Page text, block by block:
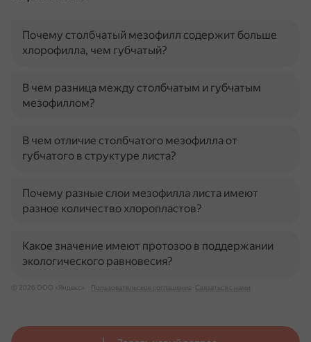
Почему столбчатый мезофилл содержит больше
хлорофилла, чем губчатый?
В чем разница между столбчатым и губчатым
мезофиллом?
В чем отличие столбчатого мезофилла от
губчатого в структуре листа?
Почему разные слои мезофилла листа имеют
разное количество хлоропластов?
Какое значение имеют протозоо в поддержании
экологического равновесия?
© 2026 ООО «Яндекс» Пользовательское соглашение Связаться с нами